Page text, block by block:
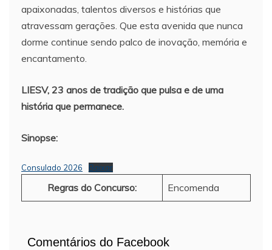
apaixonadas, talentos diversos e histórias que
atravessam gerações. Que esta avenida que nunca
dorme continue sendo palco de inovação, memória e
encantamento.
LIESV, 23 anos de tradição que pulsa e de uma
história que permanece.
Sinopse:
Consulado 2026 Baixar
Regras do Concurso: Encomenda
Comentários do Facebook